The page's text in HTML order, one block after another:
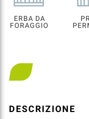
ERBA DA
FORAGGIO
DESCRIZIONE